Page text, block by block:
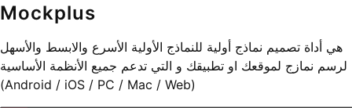
Mockplus
هي أداة تصميم نماذج أولية للنماذج الأولية الأسرع والابسط والأسهل
لرسم نمازج لموقعك او تطبيقك و التي تدعم جميع الأنظمة الأساسية
(Android / iOS / PC / Mac / Web)